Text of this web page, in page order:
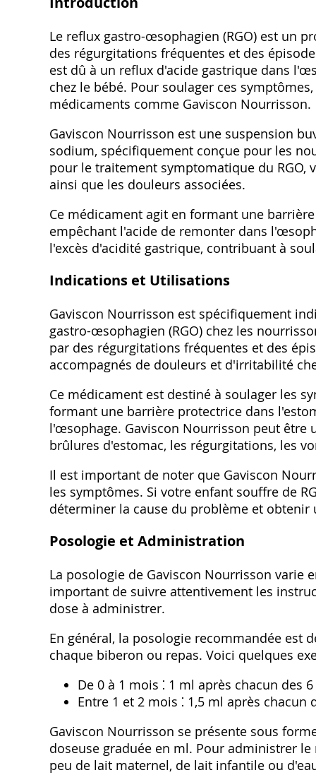
Le reflux gastro-œsophagien (RGO) est un
des régurgitations fréquentes et des
est dû à un reflux d'acide gastrique dans
chez le bébé. Pour soulager ces
médicaments comme Gaviscon Nourrisson.
Gaviscon Nourrisson est une suspension
sodium‚ spécifiquement conçue pour les
pour le traitement symptomatique du
ainsi que les douleurs associées.
Ce médicament agit en formant une
empêchant l'acide de remonter dans
l'excès d'acidité gastrique‚ contribuant à
Indications et Utilisations
Gaviscon Nourrisson est spécifiquement
gastro-œsophagien (RGO) chez les
par des régurgitations fréquentes et des
accompagnés de douleurs et d'irritabilité
Ce médicament est destiné à soulager les
formant une barrière protectrice dans
l'œsophage. Gaviscon Nourrisson peut être
brûlures d'estomac‚ les régurgitations‚ les
Il est important de noter que Gaviscon
les symptômes. Si votre enfant souffre de
déterminer la cause du problème et obtenir
Posologie et Administration
La posologie de Gaviscon Nourrisson varie
important de suivre attentivement les
dose à administrer.
En général‚ la posologie recommandée est
chaque biberon ou repas. Voici quelques
De 0 à 1 mois ⁚ 1 ml après chacun des
Entre 1 et 2 mois ⁚ 1‚5 ml après chacun
Gaviscon Nourrisson se présente sous
doseuse graduée en ml. Pour administrer
peu de lait maternel‚ de lait infantile ou